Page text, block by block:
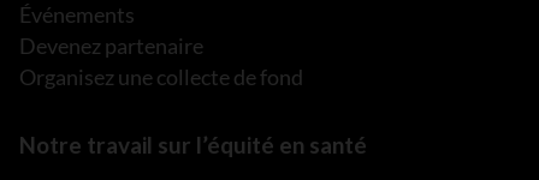
Événements
Devenez partenaire
Organisez une collecte de fond
Notre travail sur l’équité en santé